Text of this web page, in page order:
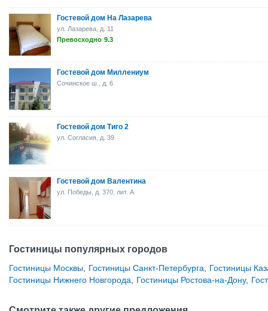
Гостевой дом На Лазарева
ул. Лазарева, д. 11
Превосходно 9.3
Гостевой дом Миллениум
Сочинское ш., д. 6
Гостевой дом Тиго 2
ул. Согласия, д. 39
Гостевой дом Валентина
ул. Победы, д. 370, лит. А
Гостиницы популярных городов
Гостиницы Москвы Гостиницы Санкт-Петербурга
Гостиницы
Гостиницы Нижнего Новгорода
Гостиницы Ростова-на-Дону,